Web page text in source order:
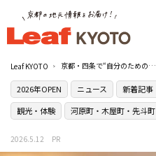
Leaf KYOTO 京都・四条で“自分のための美”を仕立てる。［CHEF de BEAUTÉ Kyoto］の五感で体験する新スポットが誕生
2026年OPEN ニュース 新着記事
観光・体験
河原町・木屋町・先斗町
2026.5.12 PR